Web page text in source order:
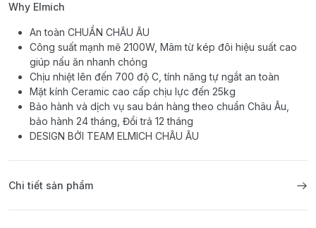
Why Elmich
An toàn CHUẨN CHÂU ÂU
Công suất mạnh mẽ 2100W, Mâm từ kép đôi hiệu suất cao
giúp nấu ăn nhanh chóng
Chịu nhiệt lên đến 700 độ C, tính năng tự ngắt an toàn
Mặt kính Ceramic cao cấp chịu lực đến 25kg
Bảo hành và dịch vụ sau bán hàng theo chuẩn Châu Âu,
bảo hành 24 tháng, Đổi trả 12 tháng
DESIGN BỞI TEAM ELMICH CHÂU ÂU
Chi tiết sản phẩm